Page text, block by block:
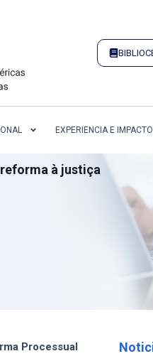
EXPERIENCIA E
reforma à justiça
Processual